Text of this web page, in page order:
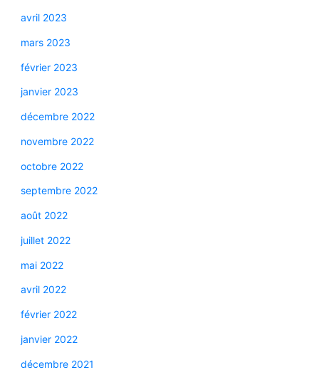
avril 2023
mars 2023
février 2023
janvier 2023
décembre 2022
novembre 2022
octobre 2022
septembre 2022
août 2022
juillet 2022
mai 2022
avril 2022
février 2022
janvier 2022
décembre 2021